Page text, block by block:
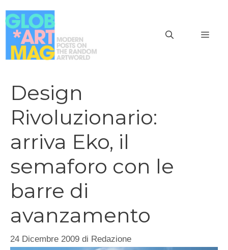
al
contenuto
Design
Rivoluzionario:
arriva Eko, il
semaforo con le
barre di
avanzamento
24 Dicembre 2009 di Redazione